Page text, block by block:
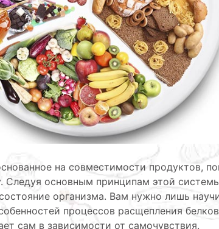
на совместимости продуктов,
Следуя основным принципам этой
организма. Вам нужно лишь
процессов расщепления
сам в зависимости от самочувствия.